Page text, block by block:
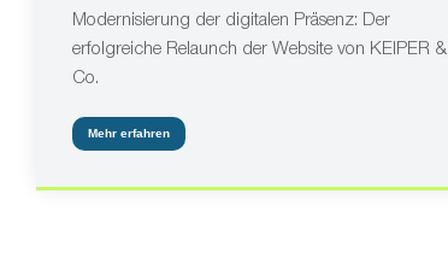
Modernisierung der digitalen Präsenz: Der
erfolgreiche Relaunch der Website von KEIPER &
Co.
Mehr erfahren